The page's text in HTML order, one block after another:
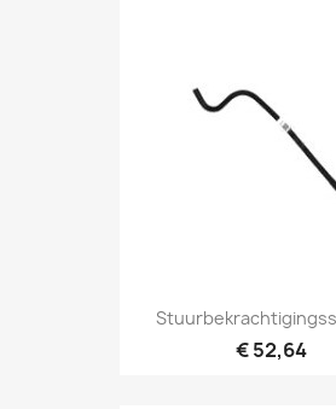
€ 52,64